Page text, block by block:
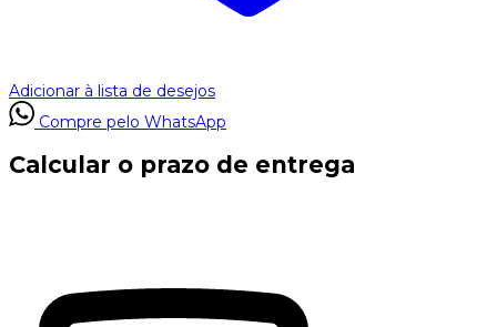
Adicionar à lista de desejos
Compre pelo WhatsApp
Calcular o prazo de entrega